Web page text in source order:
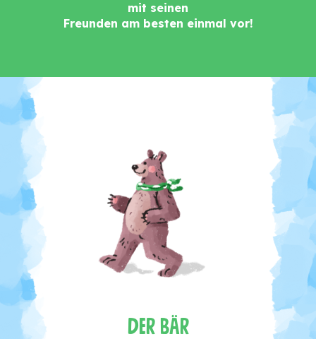
mit seinen
Freunden am besten einmal vor!
Der Bär